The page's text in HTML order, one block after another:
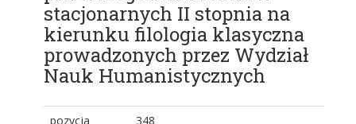
stacjonarnych II stopnia na
kierunku filologia klasyczna
prowadzonych przez Wydział
Nauk Humanistycznych
pozycja
348